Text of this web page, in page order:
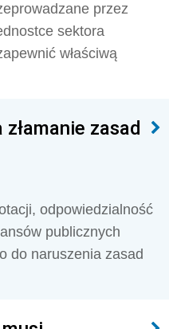
przez
sektora
właściwą
zasad
odpowiedzialność
publicznych
do naruszenia zasad